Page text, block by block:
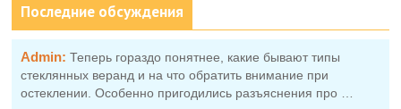
Последние обсуждения
Admin: Теперь гораздо понятнее, какие бывают типы
стеклянных веранд и на что обратить внимание при
остеклении. Особенно пригодились разъяснения про …